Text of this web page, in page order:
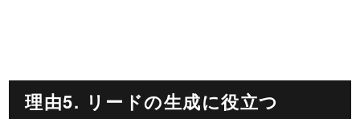
理由5. リードの生成に役立つ